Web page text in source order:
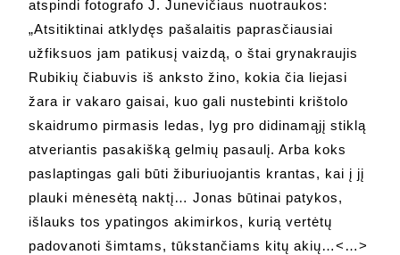
atspindi fotografo J. Junevičiaus nuotraukos:
„Atsitiktinai atklydęs pašalaitis paprasčiausiai
užfiksuos jam patikusį vaizdą, o štai grynakraujis
Rubikių čiabuvis iš anksto žino, kokia čia liejasi
žara ir vakaro gaisai, kuo gali nustebinti krištolo
skaidrumo pirmasis ledas, lyg pro didinamąjį stiklą
atveriantis pasakišką gelmių pasaulį. Arba koks
paslaptingas gali būti žiburiuojantis krantas, kai į jį
plauki mėnesėtą naktį… Jonas būtinai patykos,
išlauks tos ypatingos akimirkos, kurią vertėtų
padovanoti šimtams, tūkstančiams kitų akių…<…>